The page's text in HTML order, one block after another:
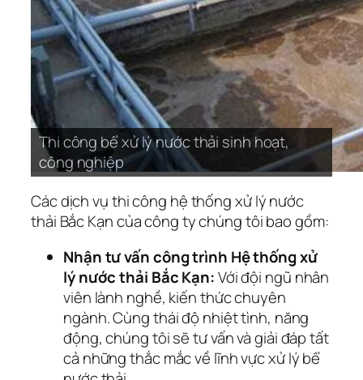
Thi công bể xử lý nước thải sinh hoạt,
công nghiệp
Thi công bể xử lý nước thải sinh hoạt,
công nghiệp
Thi công bể xử lý nước thải sinh hoạt,
công nghiệp
Thi công bể xử lý nước thải sinh hoạt,
công nghiệp
Thi công bể xử lý nước thải sinh hoạt,
công nghiệp
Thi công bể xử lý nước thải sinh hoạt,
công nghiệp
Thi công bể xử lý nước thải sinh hoạt,
công nghiệp
Thi công bể xử lý nước thải sinh hoạt,
công nghiệp
Thi công bể xử lý nước thải sinh hoạt,
công nghiệp
Thi công bể xử lý nước thải sinh hoạt,
công nghiệp
Thi công bể xử lý nước thải sinh hoạt,
công nghiệp
Thi công bể xử lý nước thải sinh hoạt,
công nghiệp
Thi công bể xử lý nước thải sinh hoạt,
công nghiệp
Thi công bể xử lý nước thải sinh hoạt,
công nghiệp
Thi công bể xử lý nước thải sinh hoạt,
công nghiệp
Các dịch vụ thi công hệ thống xử lý nước
thải Bắc Kạn của công ty chúng tôi bao gồm:
Nhận tư vấn công trình Hệ thống xử
lý nước thải Bắc Kạn:Với đội ngũ nhân
viên lành nghề, kiến thức chuyên
ngành. Cùng thái độ nhiệt tình, năng
động, chúng tôi sẽ tư vấn và giải đáp tất
cả những thắc mắc về lĩnh vực xử lý bể